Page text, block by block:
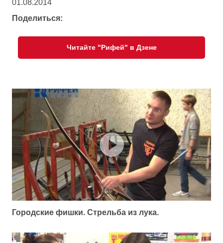
01.08.2014
Поделиться:
Читайте "Рифей" в Дзене
Городские фишки. Стрельба из лука.